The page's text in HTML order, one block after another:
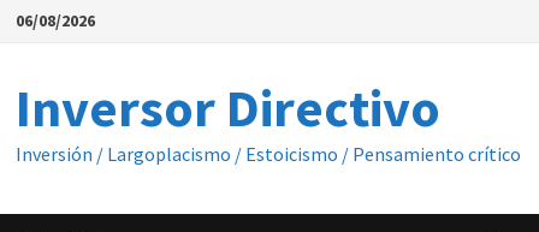
Saltar
06/08/2026
Inversor Directivo
Inversión / Largoplacismo / Estoicismo / Pensamiento crítico